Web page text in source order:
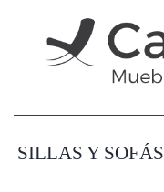
contenido
SILLAS Y SOFÁS